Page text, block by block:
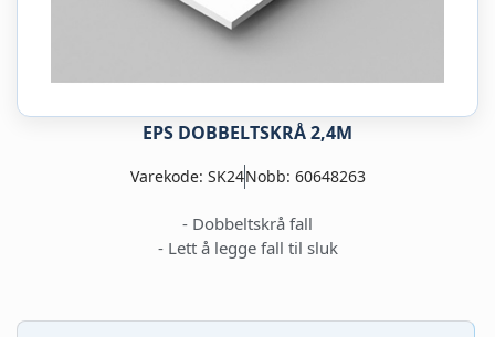
EPS DOBBELTSKRÅ 2,4M
Varekode: SK24Nobb: 60648263
- Dobbeltskrå fall
- Lett å legge fall til sluk